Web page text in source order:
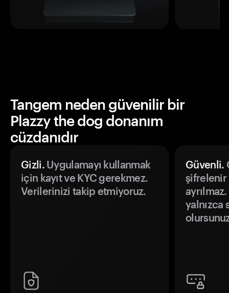
Tangem neden güvenilir bir
Plazzy the dog donanım
cüzdanıdır
Gizli.Uygulamayı kullanmak
için kayıt ve KYC gerekmez.
Verilerinizi takip etmiyoruz.
Güvenli.
şifrelenir
yalnızca